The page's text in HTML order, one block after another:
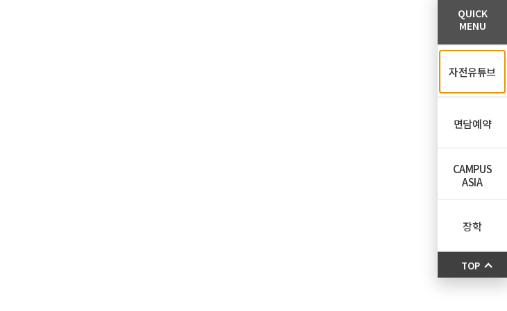
QUICK
MENU
자전유튜브
면담예약
CAMPUS
ASIA
장학
TOP